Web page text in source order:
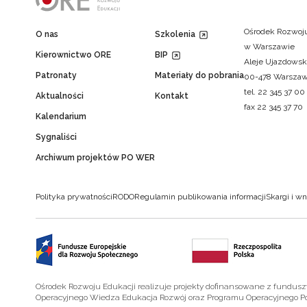
O nas
Kierownictwo ORE
Patronaty
Aktualności
Kalendarium
Sygnaliści
Archiwum projektów PO WER
Szkolenia
BIP
Materiały do pobrania
Kontakt
Ośrodek
w Warszawie
Aleje
00-478
tel. 22 345 37 00
fax 22 345 37 70
Polityka prywatnościRODORegulamin publikowania informacjiSkargi i
Ośrodek Rozwoju Edukacji realizuje projekty dofinansowane z
Operacyjnego Wiedza Edukacja Rozwój oraz Programu Operacyjnego